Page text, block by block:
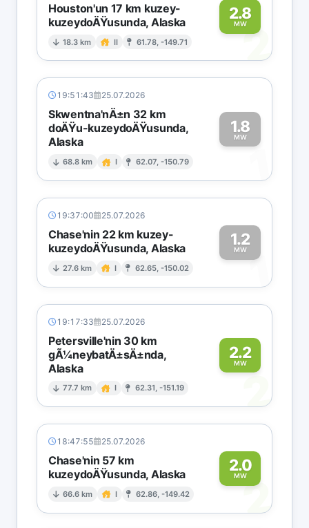
Houston'un 17 km kuzey-
kuzeydoÄŸusunda, Alaska
18.3 km II 61.78, -149.71
2.8
MW2
19:51:43 25.07.2026
Skwentna'nÄ±n 32 km
doÄŸu-kuzeydoÄŸusunda,
Alaska
68.8 km I 62.07, -150.79
1.8
MW
1
19:37:00 25.07.2026
Chase'nin 22 km kuzey-
kuzeydoÄŸusunda, Alaska
27.6 km I 62.65, -150.02
1.2
MW1
19:17:33 25.07.2026
Petersville'nin 30 km
gÃ¼neybatÄ±sÄ±nda,
Alaska
77.7 km I 62.31, -151.19
2.2
MW
2
18:47:55 25.07.2026
Chase'nin 57 km
kuzeydoÄŸusunda, Alaska
66.6 km I 62.86, -149.42
2.0
MW
2